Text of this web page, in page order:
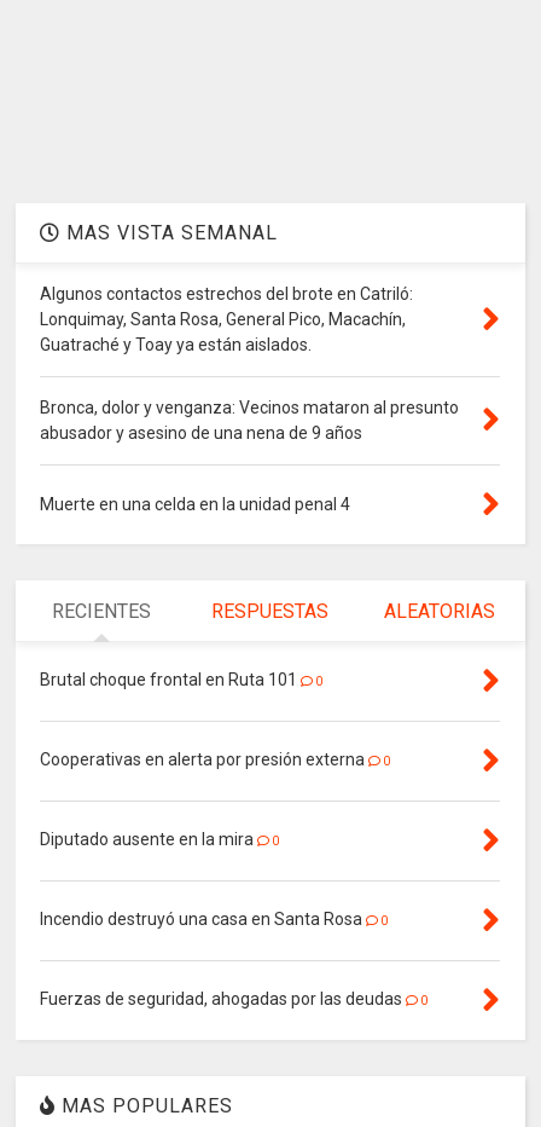
MAS VISTA SEMANAL
Algunos contactos estrechos del brote en Catriló:
Lonquimay, Santa Rosa, General Pico, Macachín,
Guatraché y Toay ya están aislados.
Bronca, dolor y venganza: Vecinos mataron al presunto
abusador y asesino de una nena de 9 años
Muerte en una celda en la unidad penal 4
RECIENTES RESPUESTAS ALEATORIAS
Brutal choque frontal en Ruta 101 0
Cooperativas en alerta por presión externa 0
Diputado ausente en la mira 0
Incendio destruyó una casa en Santa Rosa 0
Fuerzas de seguridad, ahogadas por las deudas 0
MAS POPULARES